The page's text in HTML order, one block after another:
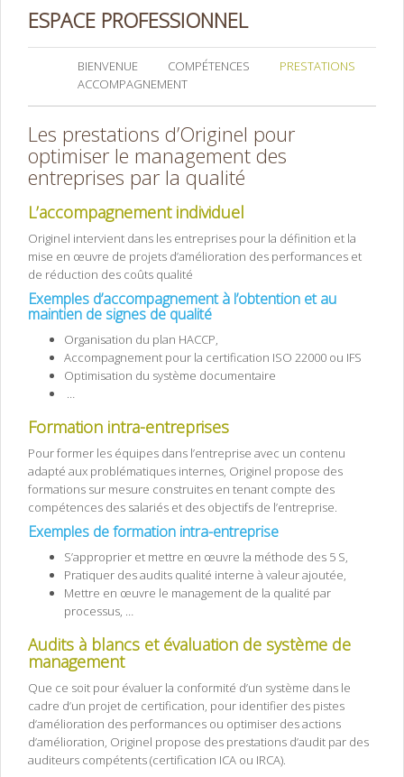
ESPACE PROFESSIONNEL
BIENVENUE COMPÉTENCES
PRESTATIONS
ACCOMPAGNEMENT
Les prestations d’Originel pour
optimiser le management des
entreprises par la qualité
L’accompagnement individuel
Originel intervient dans les entreprises pour la définition et la
mise en œuvre de projets d’amélioration des performances et
de réduction des coûts qualité
Exemples d’accompagnement à l’obtention et au
maintien de signes de qualité
Organisation du plan HACCP,
Accompagnement pour la certification ISO 22000 ou IFS
Optimisation du système documentaire
…
Formation intra-entreprises
Pour former les équipes dans l’entreprise avec un contenu
adapté aux problématiques internes, Originel propose des
formations sur mesure construites en tenant compte des
compétences des salariés et des objectifs de l’entreprise.
Exemples de formation intra-entreprise
S’approprier et mettre en œuvre la méthode des 5 S,
Pratiquer des audits qualité interne à valeur ajoutée,
Mettre en œuvre le management de la qualité par
processus, …
Audits à blancs et évaluation de système de
management
Que ce soit pour évaluer la conformité d’un système dans le
cadre d’un projet de certification, pour identifier des pistes
d’amélioration des performances ou optimiser des actions
d’amélioration, Originel propose des prestations d’audit par des
auditeurs compétents (certification ICA ou IRCA).